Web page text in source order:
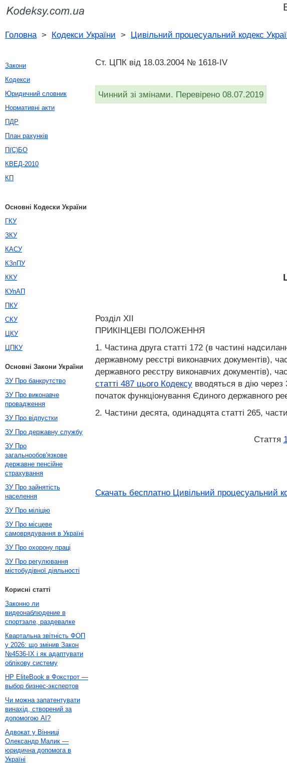
Головна> Кодекси України > Цивільний процесуальний кодекс
Ст. ЦПК від 18.03.2004 № 1618-IV
Чинний зі змінами. Перевірено 08.07.2019
Розділ XII
ПРИКІНЦЕВІ ПОЛОЖЕННЯ
1. Частина друга статті 172 (в частині
державному реєстрі виконавчих документів),
державного реєстру виконавчих документів),
статті 487 цього Кодексу вводяться в дію через
початок функціонування Єдиного державного
2. Частини десята, одинадцята статті 265,
Стаття
Скачать бесплатно Цивільний процесуальний
Закони
Кодекси
Юридичний словник
Нормативні акти
ПДР
План рахунків
П(С)БО
КВЕД-2010
КП
Основні Кодески України
ГКУ
ЗКУ
КАСУ
КЗпПУ
ККУ
КУпАП
ПКУ
СКУ
ЦКУ
ЦПКУ
Основні Закони України
ЗУ Про банкрутство
ЗУ Про виконавче
провадження
ЗУ Про відпустки
ЗУ Про державну службу
ЗУ Про
загальнообов'язкове
державне пенсійне
страхування
ЗУ Про зайнятість
населення
ЗУ Про міліцію
ЗУ Про місцеве
самоврядування в Україні
ЗУ Про охорону праці
ЗУ Про регулювання
містобудівної діяльності
Корисні статті
Законно ли
видеонаблюдение в
спортзале, раздевалке
Квартальна звітність ФОП
у 2026: що змінив Закон
№4536-IX і як адаптувати
облікову систему
HP EliteBook в Фокстрот —
выбор бизнес-экспертов
Чи можна запатентувати
винахід, створений за
допомогою AI?
Адвокат у Вінниці
Олександр Малик —
юридична допомога в
Україні